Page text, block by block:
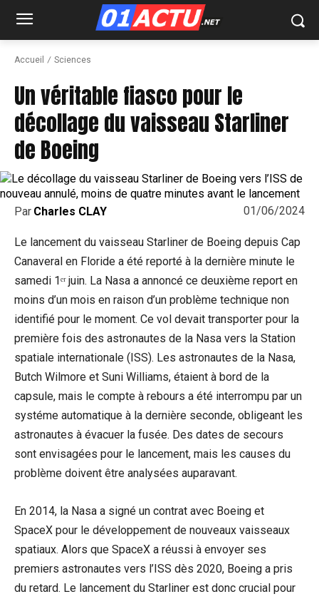
Accueil Sciences
Un véritable fiasco pour le
décollage du vaisseau Starliner
de Boeing
01/06/2024
Par Charles CLAY
Le lancement du vaisseau Starliner de Boeing depuis Cap
Canaveral en Floride a été reporté à la dernière minute le
samedi 1ᵉʳ juin. La Nasa a annoncé ce deuxième report en
moins d’un mois en raison d’un problème technique non
identifié pour le moment. Ce vol devait transporter pour la
première fois des astronautes de la Nasa vers la Station
spatiale internationale (ISS). Les astronautes de la Nasa,
Butch Wilmore et Suni Williams, étaient à bord de la
capsule, mais le compte à rebours a été interrompu par un
systéme automatique à la dernière seconde, obligeant les
astronautes à évacuer la fusée. Des dates de secours
sont envisagées pour le lancement, mais les causes du
problème doivent être analysées auparavant.
En 2014, la Nasa a signé un contrat avec Boeing et
SpaceX pour le développement de nouveaux vaisseaux
spatiaux. Alors que SpaceX a réussi à envoyer ses
premiers astronautes vers l’ISS dès 2020, Boeing a pris
du retard. Le lancement du Starliner est donc crucial pour